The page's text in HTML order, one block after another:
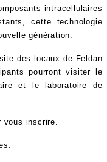
intracellulaires
cette technologie
génération.
des locaux de Feldan
pourront visiter le
et le laboratoire de
vous inscrire.